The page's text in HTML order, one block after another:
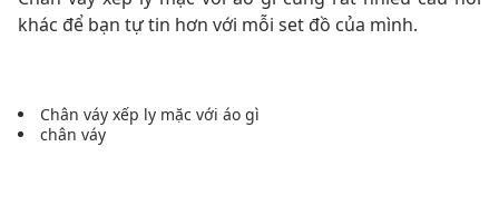
khác để bạn tự tin hơn với mỗi set đồ của mình.
Chân váy xếp ly mặc với áo gì
chân váy